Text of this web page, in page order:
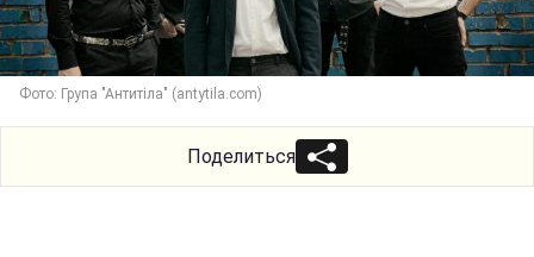
Фото: Група "Антитіла" (antytila.com)
Поделиться